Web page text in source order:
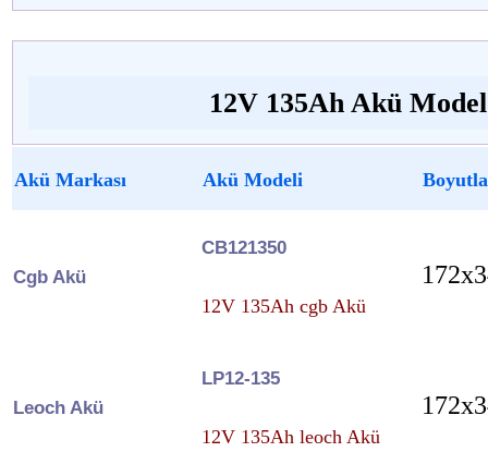
12V 135Ah Akü
Akü Markası Akü Modeli
Cgb Akü
CB121350
12V 135Ah cgb Akü
Leoch Akü
LP12-135
12V 135Ah leoch Akü